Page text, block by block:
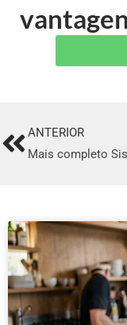
PrevANTERIOR